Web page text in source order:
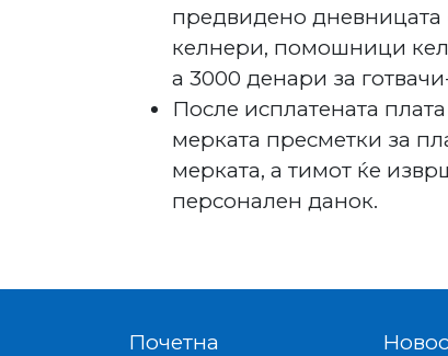
предвидено дневницата
келнери, помошници
а 3000 денари за
После исплатената
мерката пресметки за
мерката, а тимот ќе
персонален данок.
Почетна